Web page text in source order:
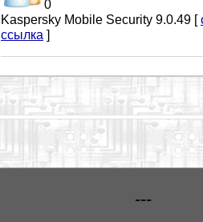
0
Kaspersky Mobile Security 9.0.49 [
ссылка ]
---